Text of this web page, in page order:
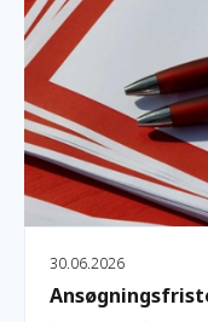
30.06.2026